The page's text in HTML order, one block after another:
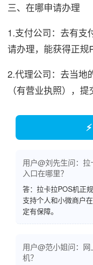
三、在哪申请办理
1.支付公司：去有支
请办理，能获得正规
2.代理公司：去当地
（有营业执照），提
用户@刘先生问：
入口在哪里？
答：拉卡拉POS机正
支持个人和小微商户
定有保障。
用户@范小姐问：
机？